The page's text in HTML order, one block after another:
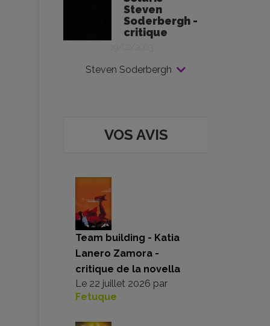
Steven
Soderbergh -
critique
Steven Soderbergh
VOS AVIS
Team building - Katia
Lanero Zamora -
critique de la novella
Le 22 juillet 2026 par
Fetuque